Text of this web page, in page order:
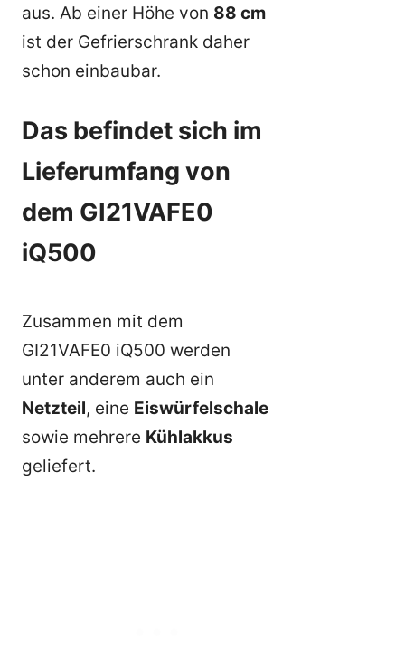
aus. Ab einer Höhe von 88 cm
ist der Gefrierschrank daher
schon einbaubar.
Das befindet sich im
Lieferumfang von
dem GI21VAFE0
iQ500
Zusammen mit dem
GI21VAFE0 iQ500 werden
unter anderem auch ein
Netzteil, eine Eiswürfelschale
sowie mehrere Kühlakkus
geliefert.